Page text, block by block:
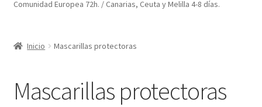
Blog
Contacto
Comunidad Europea 72h. / Canarias, Ceuta y Melilla 4-8 días.
Inicio Mascarillas protectoras
Mascarillas protectoras